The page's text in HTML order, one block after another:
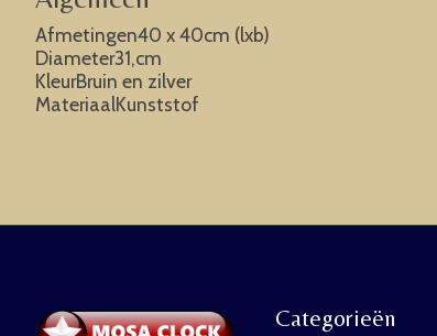
Afmetingen40 x 40cm (lxb)
Diameter31,cm
KleurBruin en zilver
MateriaalKunststof
Categorieën